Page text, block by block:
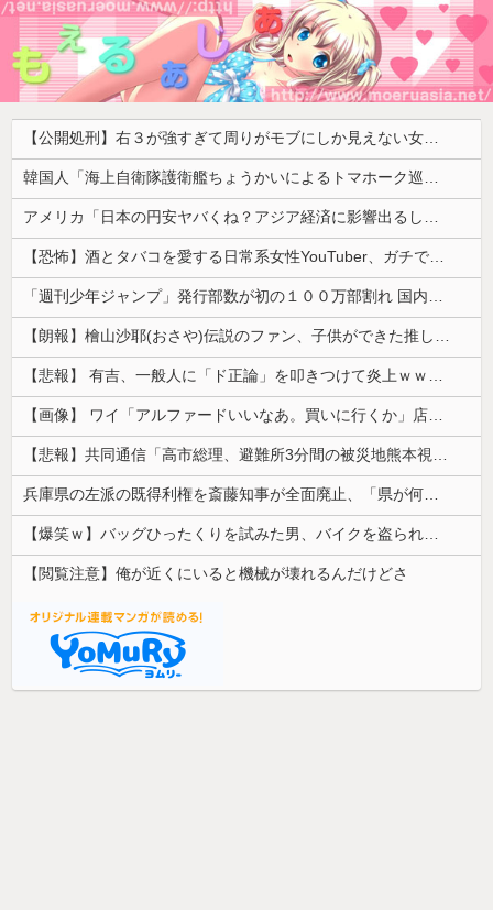
【公開処刑】右３が強すぎて周りがモブにしか見えない女子の集団ｗｗｗｗ 【Pickup05153411】
韓国人「海上自衛隊護衛艦ちょうかいによるトマホーク巡航ミサイルの実射試験に韓国人が衝撃！」→「着々と進む最新鋭の防衛装備‥」
アメリカ「日本の円安ヤバくね？アジア経済に影響出るし。」
【恐怖】酒とタバコを愛する日常系女性YouTuber、ガチで体が終わる・・・
「週刊少年ジャンプ」発行部数が初の１００万部割れ 国内の紙雑誌で「１００万部超」ゼロに
【朗報】檜山沙耶(おさや)伝説のファン、子供ができた推しへの正直な気持ちを語るwwwww
【悲報】 有吉、一般人に「ド正論」を叩きつけて炎上ｗｗｗｗｗｗｗｗ
【画像】 ワイ「アルファードいいなあ。買いに行くか」店員「ほいっ見積もりな！」ワイ「金額おかしくね？」←お前らもそう思うよな？？？？？
【悲報】共同通信「高市総理、避難所3分間の被災地熊本視察動画に批判！」 → 内閣報道官「避難所視察は51分間！大変な状況の中で、1時間近く受け入れていただき、感謝！」
兵庫県の左派の既得利権を斎藤知事が全面廃止、「県が何をするねん？」と存在意義そのものが不明で……
【爆笑ｗ】バッグひったくりを試みた男、バイクを盗られる！
【閲覧注意】俺が近くにいると機械が壊れるんだけどさ